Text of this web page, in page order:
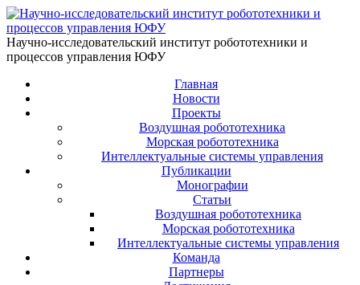
Научно-исследовательский институт робототехники и
процессов управления ЮФУ
Главная
Новости
Проекты
Воздушная робототехника
Морская робототехника
Интеллектуальные системы управления
Публикации
Монографии
Статьи
Воздушная робототехника
Морская робототехника
Интеллектуальные системы управления
Команда
Партнеры